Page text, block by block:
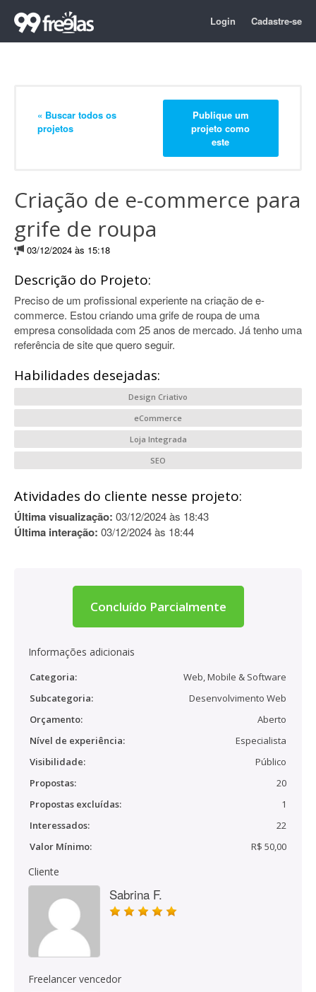
Login Cadastre-se
« Buscar todos os
projetos
Publique um
projeto como
este
Criação de e-commerce para
grife de roupa
03/12/2024 às 15:18
Descrição do Projeto:
Preciso de um profissional experiente na criação de e-
commerce. Estou criando uma grife de roupa de uma
empresa consolidada com 25 anos de mercado. Já tenho uma
referência de site que quero seguir.
Habilidades desejadas:
Design Criativo
eCommerce
Loja Integrada
SEO
Atividades do cliente nesse projeto:
Última visualização: 03/12/2024 às 18:43
Última interação: 03/12/2024 às 18:44
Concluído Parcialmente
Informações adicionais
Categoria:
Web, Mobile & Software
Subcategoria:
Desenvolvimento Web
Orçamento:
Aberto
Nível de experiência:
Especialista
Visibilidade:
Público
Propostas:
20
Propostas excluídas:
1
Interessados:
22
Valor Mínimo:
R$ 50,00
Cliente
Sabrina F.
Freelancer vencedor